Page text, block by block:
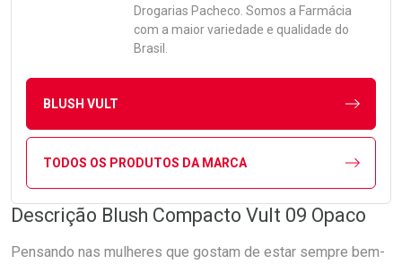
Drogarias Pacheco. Somos a Farmácia
com a maior variedade e qualidade do
Brasil.
BLUSH VULT
TODOS OS PRODUTOS DA MARCA
Descrição Blush Compacto Vult 09 Opaco
Pensando nas mulheres que gostam de estar sempre bem-